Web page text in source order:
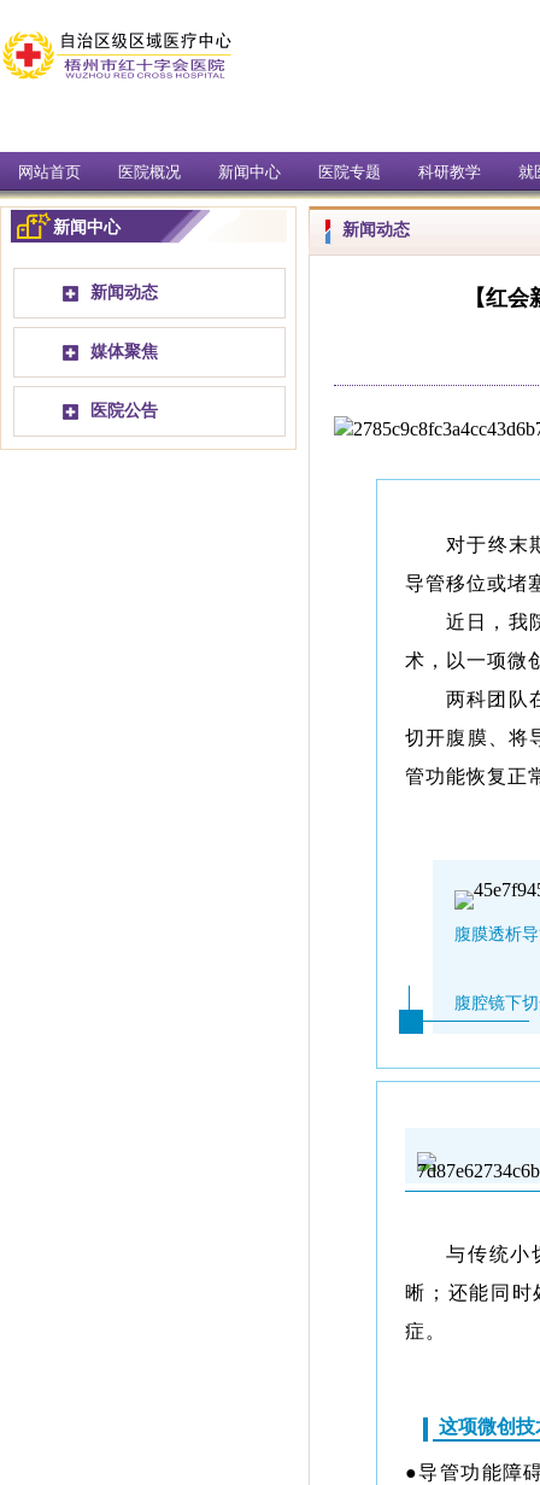
网站首页 医院概况 新闻中心 医院专题 科研教学 就
新闻中心
新闻动态
媒体聚焦
医院公告
新闻动态
【红
对于终末
导管移位或堵
近日，我
术，以一项微
两科团队
切开腹膜、将
管功能恢复正
腹膜透析
腹腔镜下
与传统小
晰；还能同时
症。
这项微创
●导管功能障